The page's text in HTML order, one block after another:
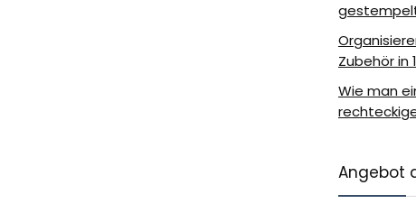
Zubehör in
Wie man
Angebot